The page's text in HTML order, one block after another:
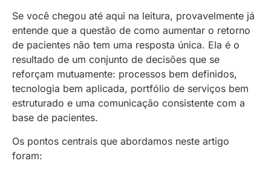
Se você chegou até aqui na leitura, provavelmente já
entende que a questão de como aumentar o retorno
de pacientes não tem uma resposta única. Ela é o
resultado de um conjunto de decisões que se
reforçam mutuamente: processos bem definidos,
tecnologia bem aplicada, portfólio de serviços bem
estruturado e uma comunicação consistente com a
base de pacientes.
Os pontos centrais que abordamos neste artigo
foram: